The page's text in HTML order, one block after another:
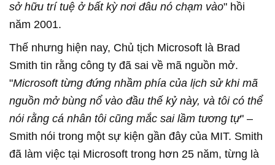
sở hữu trí tuệ ở bất kỳ nơi đâu nó chạm vào" hồi
năm 2001.
Thế nhưng hiện nay, Chủ tịch Microsoft là Brad
Smith tin rằng công ty đã sai về mã nguồn mở.
"Microsoft từng đứng nhầm phía của lịch sử khi mã
nguồn mở bùng nổ vào đầu thế kỷ này, và tôi có thể
nói rằng cá nhân tôi cũng mắc sai lầm tương tự" –
Smith nói trong một sự kiện gần đây của MIT. Smith
đã làm việc tại Microsoft trong hơn 25 năm, từng là